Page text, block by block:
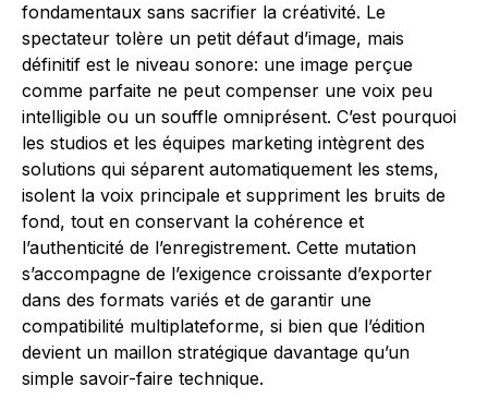
fondamentaux sans sacrifier la créativité. Le
spectateur tolère un petit défaut d’image, mais
définitif est le niveau sonore: une image perçue
comme parfaite ne peut compenser une voix peu
intelligible ou un souffle omniprésent. C’est pourquoi
les studios et les équipes marketing intègrent des
solutions qui séparent automatiquement les stems,
isolent la voix principale et suppriment les bruits de
fond, tout en conservant la cohérence et
l’authenticité de l’enregistrement. Cette mutation
s’accompagne de l’exigence croissante d’exporter
dans des formats variés et de garantir une
compatibilité multiplateforme, si bien que l’édition
devient un maillon stratégique davantage qu’un
simple savoir-faire technique.